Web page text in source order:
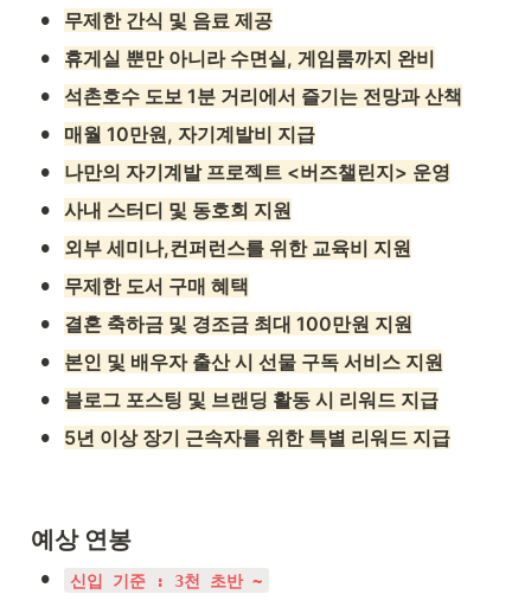
• 무제한 간식 및 음료 제공
• 휴게실 뿐만 아니라 수면실, 게임룸까지 완비
• 석촌호수 도보 1분 거리에서 즐기는 전망과 산책
• 매월 10만원, 자기계발비 지급
• 나만의 자기계발 프로젝트 <버즈챌린지> 운영
• 사내 스터디 및 동호회 지원
• 외부 세미나,컨퍼런스를 위한 교육비 지원
• 무제한 도서 구매 혜택
• 결혼 축하금 및 경조금 최대 100만원 지원
• 본인 및 배우자 출산 시 선물 구독 서비스 지원
• 블로그 포스팅 및 브랜딩 활동 시 리워드 지급
• 5년 이상 장기 근속자를 위한 특별 리워드 지급
예상 연봉
• 신입 기준 : 3천 초반 ~